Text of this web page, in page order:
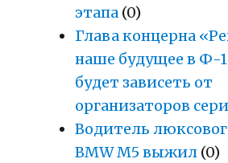
этапа(0)
Глава концерна
наше будущее в Ф-1
будет зависеть от
организаторов
Водитель
BMW M5 выжил(0)